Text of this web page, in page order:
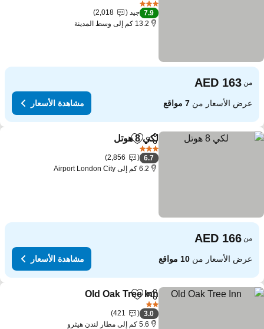
7.9 جيد
2,018
13.2 كم إلى وسط المدينة
من
عرض الأسعار من7 مواقع مشاهدة الأسعار
مشاركةAdd to favorites
لكي 8 هوتل
6.7
2,856
6.2 كم إلى Airport London City
من
عرض الأسعار من10 مواقع مشاهدة الأسعار
مشاركةAdd to favorites
Old Oak Tree Inn
3.0
421
5.6 كم إلى مطار لندن هيثرو